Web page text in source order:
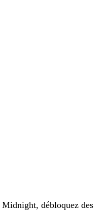
débloquez des